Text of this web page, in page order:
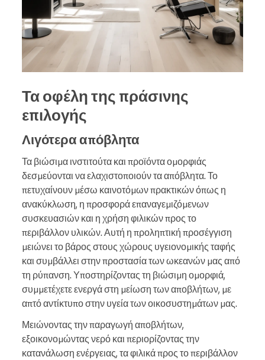
Τα οφέλη της πράσινης
επιλογής
Λιγότερα απόβλητα
Τα βιώσιμα ινστιτούτα και προϊόντα ομορφιάς
δεσμεύονται να ελαχιστοποιούν τα απόβλητα. Το
πετυχαίνουν μέσω καινοτόμων πρακτικών όπως η
ανακύκλωση, η προσφορά επαναγεμιζόμενων
συσκευασιών και η χρήση φιλικών προς το
περιβάλλον υλικών. Αυτή η προληπτική προσέγγιση
μειώνει το βάρος στους χώρους υγειονομικής ταφής
και συμβάλλει στην προστασία των ωκεανών μας από
τη ρύπανση. Υποστηρίζοντας τη βιώσιμη ομορφιά,
συμμετέχετε ενεργά στη μείωση των αποβλήτων, με
απτό αντίκτυπο στην υγεία των οικοσυστημάτων μας.
Μειώνοντας την παραγωγή αποβλήτων,
εξοικονομώντας νερό και περιορίζοντας την
κατανάλωση ενέργειας, τα φιλικά προς το περιβάλλον